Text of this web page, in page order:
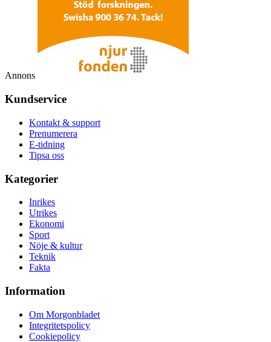
Annons
Kundservice
Kontakt & support
Prenumerera
E-tidning
Tipsa oss
Kategorier
Inrikes
Utrikes
Ekonomi
Sport
Nöje & kultur
Teknik
Fakta
Information
Om Morgonbladet
Integritetspolicy
Cookiepolicy